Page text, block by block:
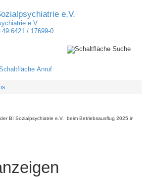
6421 / 17699-0
BI Sozialpsychiatrie e.V. beim Betriebsausflug 2025 in